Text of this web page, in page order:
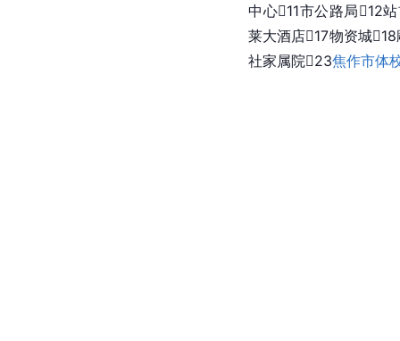
中心11市公路局12
莱大酒店17物资城
社家属院23焦作市体